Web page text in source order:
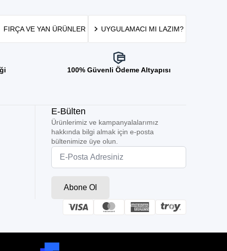
FIRÇA VE YAN ÜRÜNLER UYGULAMACI MI LAZIM?
100% Güvenli Ödeme Altyapısı
E-Bülten
Ürünlerimiz ve kampanyalalarımız
hakkında bilgi almak için e-posta
bültenimize üye olun.
Email
Abone Ol